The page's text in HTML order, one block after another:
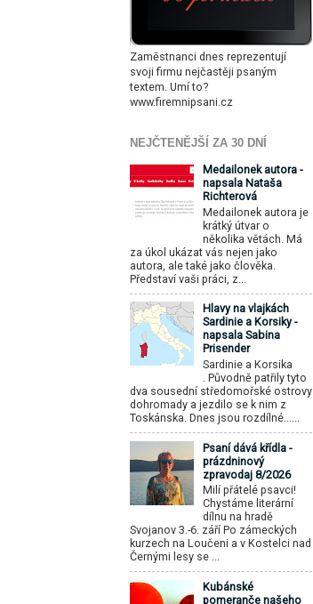
Zaměstnanci dnes reprezentují
svoji firmu nejčastěji psaným
textem. Umí to?
www.firemnipsani.cz
NEJČTENĚJŠÍ ZA 30 DNÍ
Medailonek autora -
napsala Nataša
Richterová
Medailonek autora je
krátký útvar o
několika větách. Má
za úkol ukázat vás nejen jako
autora, ale také jako člověka.
Představí vaši práci, z...
Hlavy na vlajkách
Sardinie a Korsiky -
napsala Sabina
Prisender
Sardinie a Korsika
. Původně patřily tyto
dva sousední středomořské ostrovy
dohromady a jezdilo se k nim z
Toskánska. Dnes jsou rozdílné......
Psaní dává křídla -
prázdninový
zpravodaj 8/2026
Milí přátelé psavci!
Chystáme literární
dílnu na hradě
Svojanov 3.-6. září Po zámeckých
kurzech na Loučeni a v Kostelci nad
Černými lesy se ...
Kubánské
pomeranče našeho